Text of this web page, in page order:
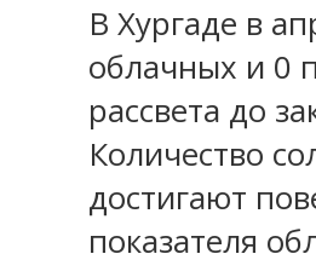
В Хургаде в
облачных и 0
рассвета до
Количество
достигают
показателя